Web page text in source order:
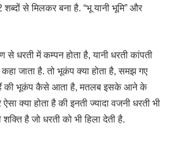
शब्दों से मिलकर बना है. “भू यानी भूमि” और
धरती में कम्पन होता है, यानी धरती कांपती
जाता है. तो भूकंप क्या होता है, समझ गए
की भूकंप कैसे आता है, मतलब इसके आने के
क्या होता है की इनती ज्यादा वजनी धरती भी
है जो धरती को भी हिला देती है.